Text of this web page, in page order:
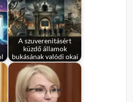
A szuverenitásért
küzdő államok
bukásának valódi okai